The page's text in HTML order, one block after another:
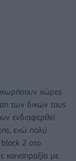
χώρες
των δικών τους
ενδιαφερθεί
ενώ πολύ
block 2 στο
κοινοπραξία με